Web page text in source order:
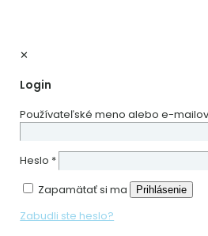
✕
Login
Používateľské meno alebo e-
Heslo *
Zapamätať si ma
Prihlásenie
Zabudli ste heslo?